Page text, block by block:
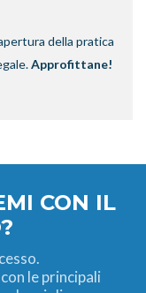
della pratica
Approfittane!
CON IL
le principali